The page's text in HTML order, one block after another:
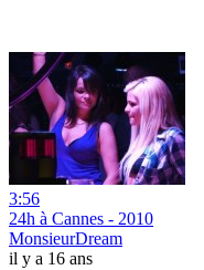
3:56
24h à Cannes - 2010
MonsieurDream
il y a 16 ans